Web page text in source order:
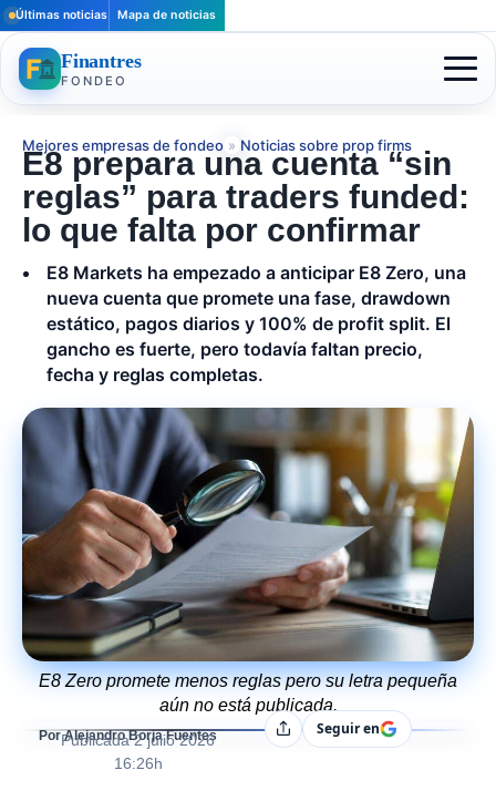
Últimas noticias Mapa de noticias
Finantres
FONDEO
Mejores empresas de fondeo » Noticias sobre prop firms
E8 prepara una cuenta “sin
reglas” para traders funded:
lo que falta por confirmar
E8 Markets ha empezado a anticipar E8 Zero, una
nueva cuenta que promete una fase, drawdown
estático, pagos diarios y 100% de profit split. El
gancho es fuerte, pero todavía faltan precio,
fecha y reglas completas.
E8 Zero promete menos reglas pero su letra pequeña
aún no está publicada.
Por Alejandro Borja Fuentes
Publicada 2 julio 2026
16:26h
CompartirSeguir en